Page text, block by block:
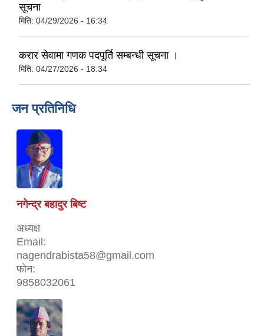
सूचना
मिति: 04/29/2026 - 16:34
करार सेवामा गणक पदपूर्ति सम्बन्धी सूचना ।
मिति: 04/27/2026 - 18:34
जन प्रतिनिधि
नगेन्द्र बहादुर बिष्ट
अध्यक्ष
Email:
nagendrabista58@gmail.com
फोन:
9858032061